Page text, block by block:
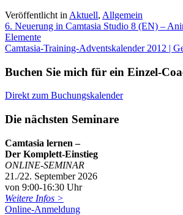
Veröffentlicht in Aktuell, Allgemein
Beitragsnavigation
6. Neuerung in Camtasia Studio 8 (EN) –
Elemente
Camtasia-Training-Adventskalender 2012 |
Buchen Sie mich für ein Einzel-
Direkt zum Buchungskalender
Die nächsten Seminare
Camtasia lernen –
Der Komplett-Einstieg
ONLINE-SEMINAR
21./22. September 2026
von 9:00-16:30 Uhr
Weitere Infos >
Online-Anmeldung